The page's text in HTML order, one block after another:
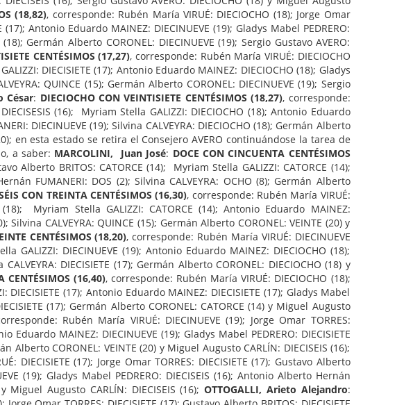
(18,82), corresponde: Rubén María VIRUÉ: DIECIOCHO (18); Jorge Omar
Antonio Eduardo MAINEZ: DIECINUEVE (19); Gladys Mabel PEDRERO:
Germán Alberto CORONEL: DIECINUEVE (19); Sergio Gustavo AVERO:
CENTÉSIMOS (17,27), corresponde: Rubén María VIRUÉ: DIECIOCHO
DIECISIETE (17); Antonio Eduardo MAINEZ: DIECIOCHO (18); Gladys
QUINCE (15); Germán Alberto CORONEL: DIECINUEVE (19); Sergio
César: DIECIOCHO CON VEINTISIETE CENTÉSIMOS (18,27), corresponde:
(16); Myriam Stella GALIZZI: DIECIOCHO (18); Antonio Eduardo
DIECINUEVE (19); Silvina CALVEYRA: DIECIOCHO (18); Germán Alberto
en esta estado se retira el Consejero AVERO continuándose la tarea de
a saber: MARCOLINI, Juan José: DOCE CON CINCUENTA CENTÉSIMOS
Alberto BRITOS: CATORCE (14); Myriam Stella GALIZZI: CATORCE (14);
FUMANERI: DOS (2); Silvina CALVEYRA: OCHO (8); Germán Alberto
CON TREINTA CENTÉSIMOS (16,30), corresponde: Rubén María VIRUÉ:
(18); Myriam Stella GALIZZI: CATORCE (14); Antonio Eduardo MAINEZ:
CALVEYRA: QUINCE (15); Germán Alberto CORONEL: VEINTE (20) y
CENTÉSIMOS (18,20), corresponde: Rubén María VIRUÉ: DIECINUEVE
GALIZZI: DIECINUEVE (19); Antonio Eduardo MAINEZ: DIECIOCHO (18);
DIECISIETE (17); Germán Alberto CORONEL: DIECIOCHO (18) y
CENTÉSIMOS (16,40), corresponde: Rubén María VIRUÉ: DIECIOCHO (18);
(17); Antonio Eduardo MAINEZ: DIECISIETE (17); Gladys Mabel
(17); Germán Alberto CORONEL: CATORCE (14) y Miguel Augusto
Rubén María VIRUÉ: DIECINUEVE (19); Jorge Omar TORRES:
MAINEZ: DIECINUEVE (19); Gladys Mabel PEDRERO: DIECISIETE
Alberto CORONEL: VEINTE (20) y Miguel Augusto CARLÍN: DIECISEIS (16);
DIECISIETE (17); Jorge Omar TORRES: DIECISIETE (17); Gustavo Alberto
(19); Gladys Mabel PEDRERO: DIECISEIS (16); Antonio Alberto Hernán
Miguel Augusto CARLÍN: DIECISEIS (16); OTTOGALLI, Arieto Alejandro: